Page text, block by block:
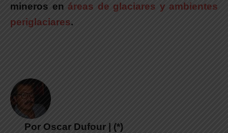
mineros en áreas de glaciares y ambientes
periglaciares.
Por Oscar Dufour | (*)